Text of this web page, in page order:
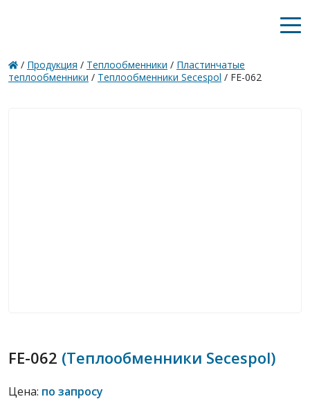
/ Продукция / Теплообменники / Пластинчатые
теплообменники / Теплообменники Secespol / FE-062
FE-062 (Теплообменники Secespol)
Цена: по запросу